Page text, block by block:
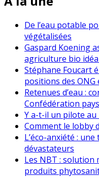
De l’eau potable
végétalisées
Gaspard Koening
agriculture bio
Stéphane Foucart
positions des ONG
Retenues d’eau :
Confédération
Y a-t-il un pilote au
Comment le lobby
L’éco-anxiété :
dévastateurs
Les NBT : solution
produits